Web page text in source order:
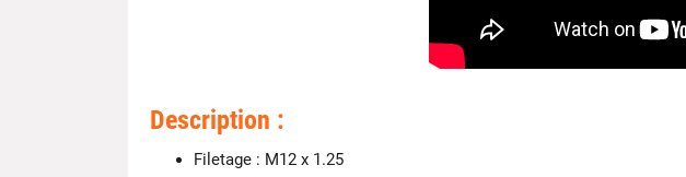
Description :
Filetage : M12 x 1.25